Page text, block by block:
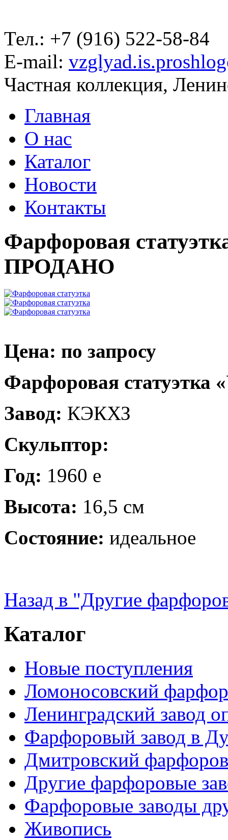
Тел.: +7 (916) 522-58-84
E-mail:
Частная коллекция,
Главная
О нас
Каталог
Новости
Контакты
Фарфоровая
ПРОДАНО
Цена: по запросу
Фарфоровая статуэтка
Завод: КЭКХЗ
Скульптор:
Год: 1960 е
Высота: 16,5 см
Состояние: идеальное
Назад в "Другие
Каталог
Новые поступления
Ломоносовский
Ленинградский завод
Фарфоровый завод в
Дмитровский
Другие фарфоровые
Фарфоровые заводы
Живопись